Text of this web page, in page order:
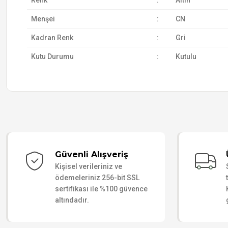
Menşei : CN
Kadran Renk : Gri
Kutu Durumu : Kutulu
Güvenli Alışveriş
Kişisel verileriniz ve
ödemeleriniz 256-bit SSL
sertifikası ile %100 güvence
altındadır.